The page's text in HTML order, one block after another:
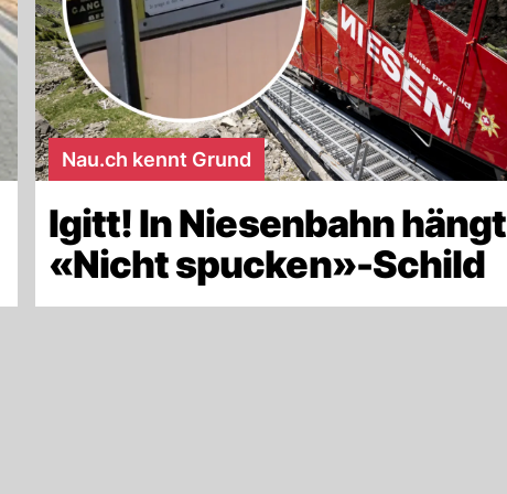
Nau.ch kennt Grund
Igitt! In Niesenbahn hängt
«Nicht spucken»-Schild